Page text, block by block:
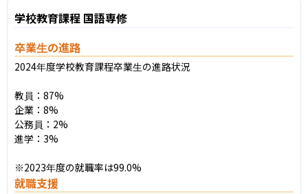
学校教育課程 国語専修
卒業生の進路
2024年度学校教育課程卒業生の進路状況
教員：87%
企業：8%
公務員：2%
進学：3%
※2023年度の就職率は99.0%
就職支援